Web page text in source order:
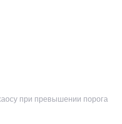
при превышении порога